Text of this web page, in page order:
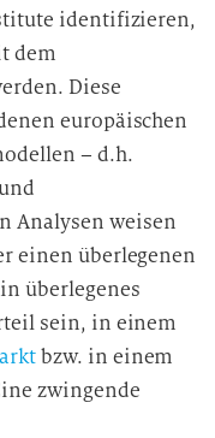
identifizieren,
dem
Diese
europäischen
– d.h.
Analysen weisen
einen überlegenen
überlegenes
sein, in einem
bzw. in einem
zwingende